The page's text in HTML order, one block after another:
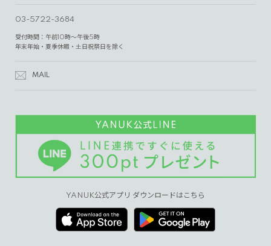
03-5722-3684
受付時間：午前10時～午後5時
年末年始・夏季休暇・土日祝祭日を除く
MAIL
YANUK公式アプリ ダウンロードはこちら